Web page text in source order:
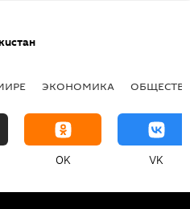
ЭКОНОМИКА
OK VK